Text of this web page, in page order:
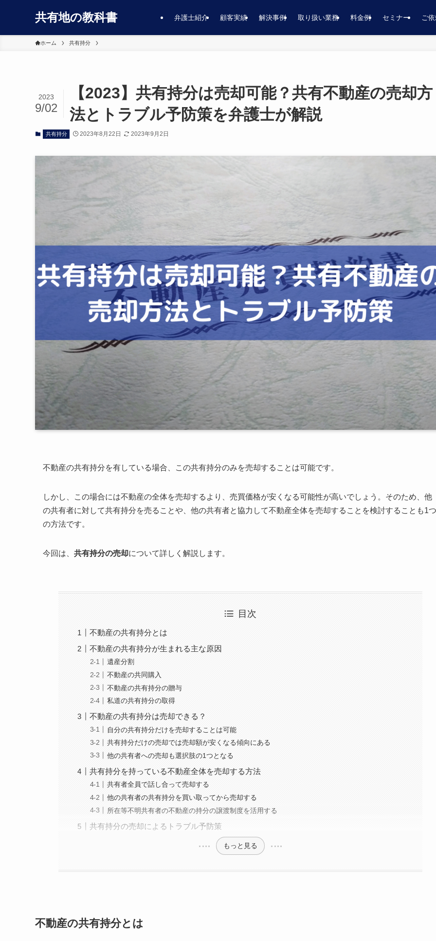
共有地の教科書 弁護士紹介 顧客実績 解決事例 取り扱い業務 料金例 セミナー ご
ホーム 共有持分
【2023】共有持分は売却可能？共有不動産の売却方
法とトラブル予防策を弁護士が解説
2023
9/02
共有持分 2023年8月22日 2023年9月2日
不動産の共有持分を有している場合、この共有持分のみを売却することは可能です。
しかし、この場合には不動産の全体を売却するより、売買価格が安くなる可能性が高いでしょう。そのため、他
の共有者に対して共有持分を売ることや、他の共有者と協力して不動産全体を売却することを検討することも1つ
の方法です。
今回は、 共有持分の売却について詳しく解説します。
目次
不動産の共有持分とは
不動産の共有持分が生まれる主な原因
遺産分割
不動産の共同購入
不動産の共有持分の贈与
私道の共有持分の取得
不動産の共有持分は売却できる？
自分の共有持分だけを売却することは可能
共有持分だけの売却では売却額が安くなる傾向にある
他の共有者への売却も選択肢の1つとなる
共有持分を持っている不動産全体を売却する方法
共有者全員で話し合って売却する
他の共有者の共有持分を買い取ってから売却する
所在等不明共有者の不動産の持分の譲渡制度を活用する
共有持分の売却によるトラブル予防策
もっと見る
不動産の共有持分とは